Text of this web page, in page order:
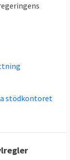
av tre
i eller i
allmän
stödkontoret